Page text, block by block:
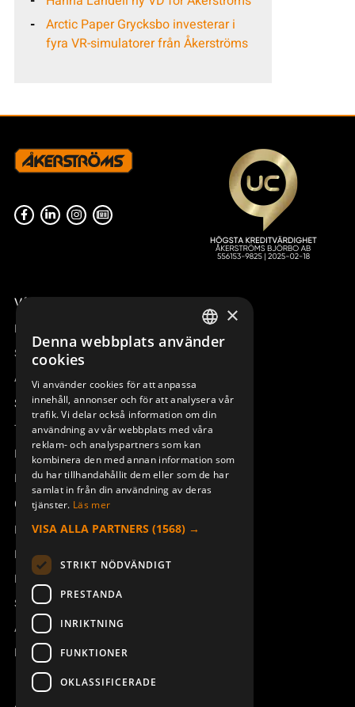
Arctic Paper Grycksbo investerar i
fyra VR-simulatorer från Åkerströms
Våra radiostyrningar – översikt
Remotus
Sesam
Access_Ctrl
Support
Teknisk support
Boka service
Manualer och videoinstruktioner
Om Åkerströms
Kontakt
Nyheter
Pressrum
Säkerhet och direktiv
Allmänna villkor
REACH
SWEDISH
DEUTSCH
×
Denna webbplats använder
cookies
Vi använder cookies för att anpassa
innehåll, annonser och för att analysera vår
trafik. Vi delar också information om din
användning av vår webbplats med våra
reklam- och analyspartners som kan
kombinera den med annan information som
du har tillhandahållit dem eller som de har
samlat in från din användning av deras
tjänster. Läs mer
VISA ALLA PARTNERS (1568) →
STRIKT NÖDVÄNDIGT
PRESTANDA
INRIKTNING
FUNKTIONER
OKLASSIFICERADE